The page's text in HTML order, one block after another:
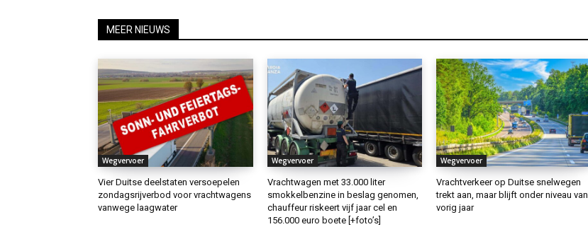
MEER NIEUWS
Wegvervoer
Vier Duitse deelstaten versoepelen
zondagsrijverbod voor vrachtwagens
vanwege laagwater
Wegvervoer
Vrachtwagen met 33.000 liter
smokkelbenzine in beslag genomen,
chauffeur riskeert vijf jaar cel en
156.000 euro boete [+foto’s]
Wegvervoer
Vrachtverkeer op Duitse snelwegen
trekt aan, maar blijft onder niveau van
vorig jaar